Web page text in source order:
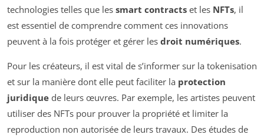
technologies telles que les smart contracts et les NFTs, il
est essentiel de comprendre comment ces innovations
peuvent à la fois protéger et gérer les droit numériques.
Pour les créateurs, il est vital de s’informer sur la tokenisation
et sur la manière dont elle peut faciliter la protection
juridique de leurs œuvres. Par exemple, les artistes peuvent
utiliser des NFTs pour prouver la propriété et limiter la
reproduction non autorisée de leurs travaux. Des études de